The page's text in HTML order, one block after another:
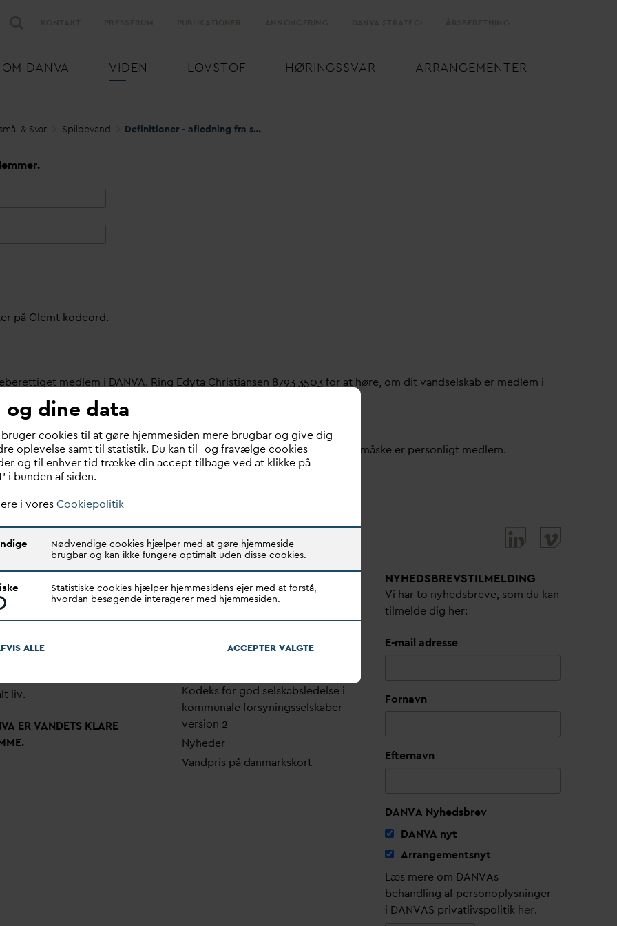
OM DANVA VIDEN LOVSTOF HØRINGSSVAR ARRANGEMENTER
& Svar Spildevand Definitioner - afledning fra stueplan og kældre
på Glemt kodeord.
medlem i DANVA. Ring Edyta Christiansen 8793 3503 for at høre, om dit vandselskab er medlem i
her.
ditvandselskab, dit ansættelsessted er medlem iDANVA eller om du måske er personligt medlem.
V
taler
liv.
VA ERVANDETS KLARE
Find dineDANVA medarbejdere
Arrangementer
Kodeks for god selskabsledelse i
kommunale forsyningsselskaber
version 2
Nyheder
Vandpris på danmarkskort
NYHEDSBREVS­TILMELDING
Vi har to nyhedsbreve, som du kan
tilmelde dig her:
E-mail adresse
Fornavn
Efternavn
DANVA Nyhedsbrev
DANVA nyt
Arrangementsnyt
Læs mere om DANVAs
behandling af personoplysninger
i DANVAS privatlivspolitik her.
og dine data
bruger cookies til at gøre hjemmesiden mere brugbar og give dig
oplevelse samt til statistik. Du kan til- og fravælge cookies
og til enhver tid trække din accept tilbage ved at klikke på
i bunden af siden.
i voresCookiepolitik
Nødvendige cookies hjælper med at gøre hjemmeside
brugbar og kan ikke fungere optimalt uden disse cookies.
Statistiske cookies hjælper hjemmesidens ejer med at forstå,
hvordan besøgende interagerer med hjemmesiden.
ALLE ACCEPTERVALGTE